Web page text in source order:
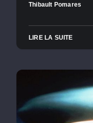
Thibault Pomares
LIRE LA SUITE